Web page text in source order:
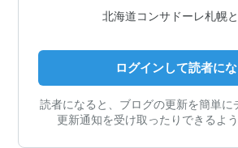
北海道コンサドーレ札幌
ログインして読者に
読者になると、ブログの更新を簡単に
更新通知を受け取ったりできるよう